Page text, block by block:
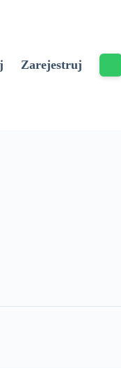
Zarejestruj